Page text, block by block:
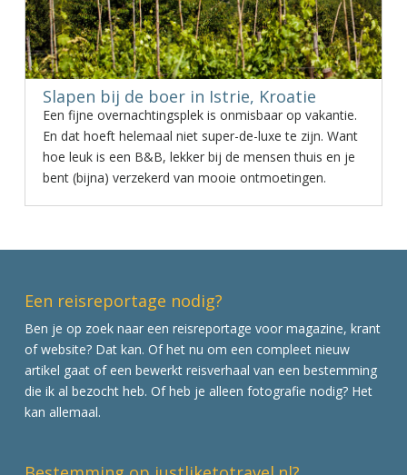
Slapen bij de boer in Istrie, Kroatie
Een fijne overnachtingsplek is onmisbaar op vakantie.
En dat hoeft helemaal niet super-de-luxe te zijn. Want
hoe leuk is een B&B, lekker bij de mensen thuis en je
bent (bijna) verzekerd van mooie ontmoetingen.
Een reisreportage nodig?
Ben je op zoek naar een reisreportage voor magazine, krant
of website? Dat kan. Of het nu om een compleet nieuw
artikel gaat of een bewerkt reisverhaal van een bestemming
die ik al bezocht heb. Of heb je alleen fotografie nodig? Het
kan allemaal.